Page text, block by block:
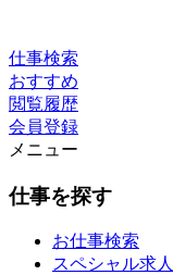
仕事検索
おすすめ
閲覧履歴
会員登録
メニュー
仕事を探す
お仕事検索
スペシャル求人